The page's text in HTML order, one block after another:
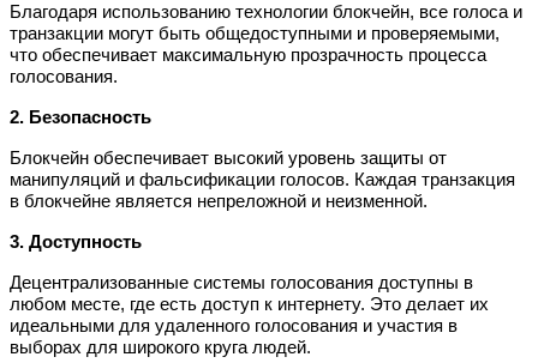
Благодаря использованию технологии блокчейн, все голоса и
транзакции могут быть общедоступными и проверяемыми,
что обеспечивает максимальную прозрачность процесса
голосования.
2. Безопасность
Блокчейн обеспечивает высокий уровень защиты от
манипуляций и фальсификации голосов. Каждая транзакция
в блокчейне является непреложной и неизменной.
3. Доступность
Децентрализованные системы голосования доступны в
любом месте, где есть доступ к интернету. Это делает их
идеальными для удаленного голосования и участия в
выборах для широкого круга людей.